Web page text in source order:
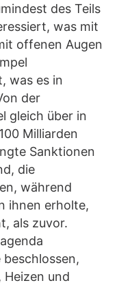
des Teils
was mit
offenen Augen
was es in
der
gleich über in
Milliarden
Sanktionen
die
während
ihnen erholte,
als zuvor.
Heizen und